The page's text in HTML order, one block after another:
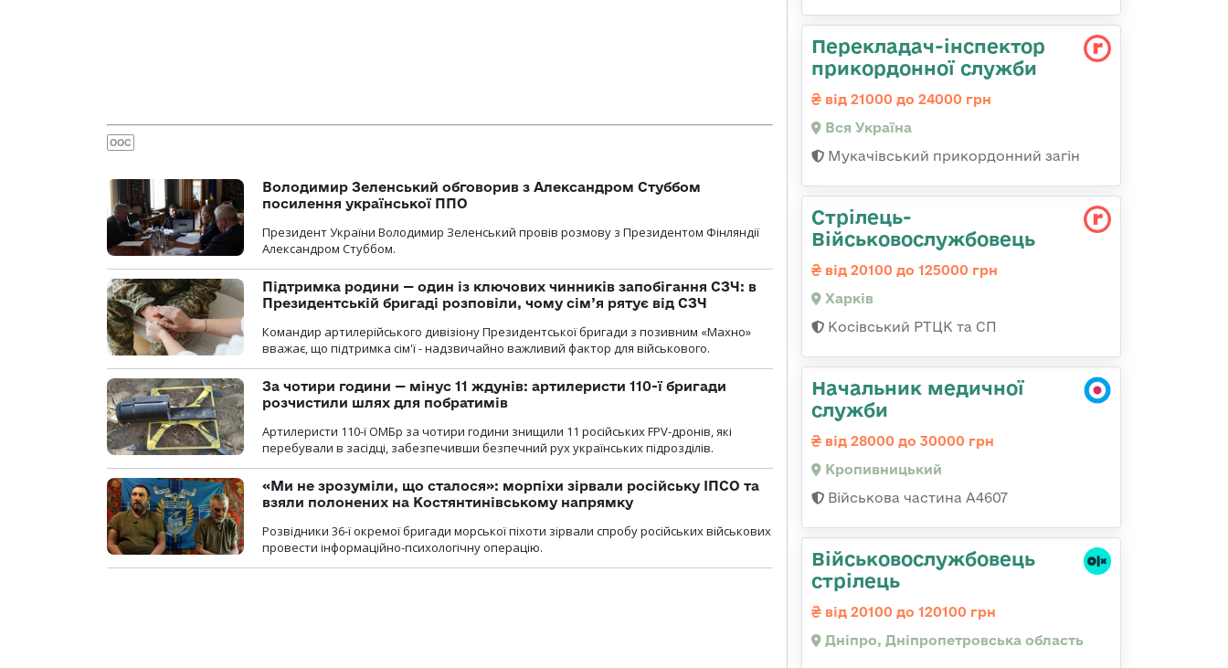
ООС
Володимир Зеленський обговорив з Александром Стуббом
посилення української ППО
Президент України Володимир Зеленський провів розмову з Президентом Фінляндії
Александром Стуббом.
Підтримка родини — один із ключових чинників запобігання СЗЧ: в
Президентській бригаді розповіли, чому сім’я рятує від СЗЧ
Командир артилерійського дивізіону Президентської бригади з позивним «Махно»
вважає, що підтримка сім'ї - надзвичайно важливий фактор для військового.
За чотири години — мінус 11 ждунів: артилеристи 110-ї бригади
розчистили шлях для побратимів
Артилеристи 110-ї ОМБр за чотири години знищили 11 російських FPV-дронів, які
перебували в засідці, забезпечивши безпечний рух українських підрозділів.
«Ми не зрозуміли, що сталося»: морпіхи зірвали російську ІПСО та
взяли полонених на Костянтинівському напрямку
Розвідники 36-ї окремої бригади морської піхоти зірвали спробу російських військових
провести інформаційно-психологічну операцію.
Перекладач-інспектор
прикордонної служби
від 21000 до 24000 грн
Вся Україна
Мукачівський прикордонний загін
Стрілець-
Військовослужбовець
від 20100 до 125000 грн
Харків
Косівський РТЦК та СП
Начальник медичної
служби
від 28000 до 30000 грн
Кропивницький
Військова частина А4607
Військовослужбовець
стрілець
від 20100 до 120100 грн
Дніпро, Дніпропетровська область